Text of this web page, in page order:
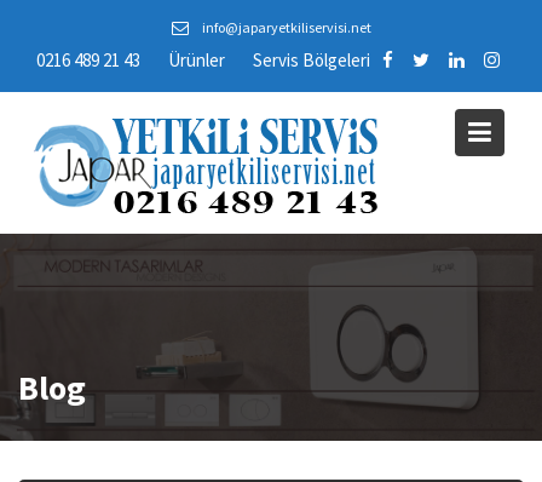
content
info@japaryetkiliservisi.net
0216 489 21 43 Ürünler Servis Bölgeleri
Blog